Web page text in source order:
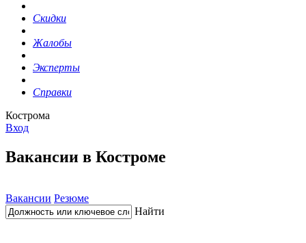
Скидки
Жалобы
Эксперты
Справки
Кострома
Вход
Вакансии в Костроме
Вакансии Резюме
Найти